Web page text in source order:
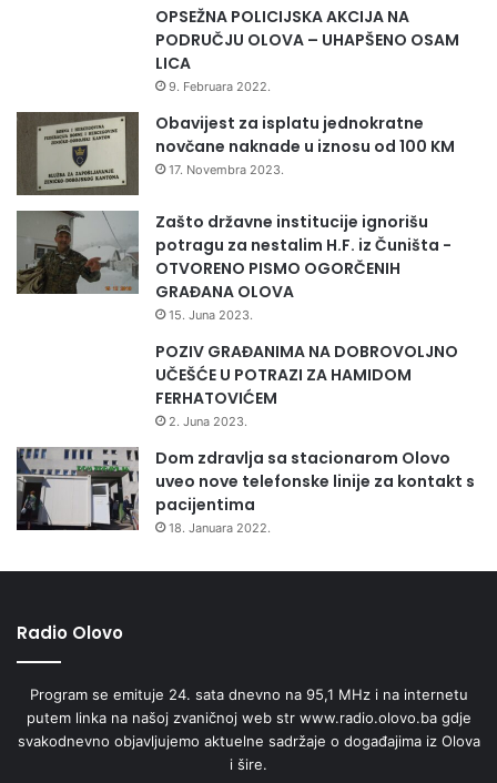
OPSEŽNA POLICIJSKA AKCIJA NA
PODRUČJU OLOVA – UHAPŠENO OSAM
LICA
9. Februara 2022.
Obavijest za isplatu jednokratne
novčane naknade u iznosu od 100 KM
17. Novembra 2023.
Zašto državne institucije ignorišu
potragu za nestalim H.F. iz Čuništa -
OTVORENO PISMO OGORČENIH
GRAĐANA OLOVA
15. Juna 2023.
POZIV GRAĐANIMA NA DOBROVOLJNO
UČEŠĆE U POTRAZI ZA HAMIDOM
FERHATOVIĆEM
2. Juna 2023.
Dom zdravlja sa stacionarom Olovo
uveo nove telefonske linije za kontakt s
pacijentima
18. Januara 2022.
Radio Olovo
Program se emituje 24. sata dnevno na 95,1 MHz i na internetu
putem linka na našoj zvaničnoj web str www.radio.olovo.ba gdje
svakodnevno objavljujemo aktuelne sadržaje o događajima iz Olova
i šire.